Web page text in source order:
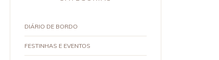
DIÁRIO DE BORDO
FESTINHAS E EVENTOS